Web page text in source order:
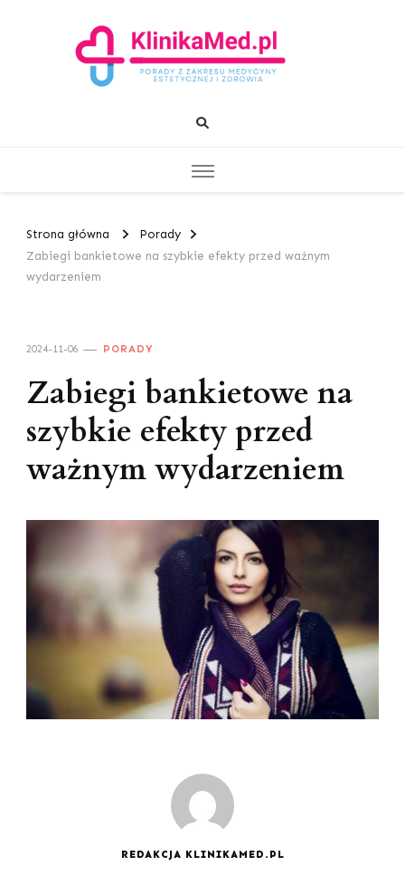
KlinikaMed.pl
Strona główna
Porady
Zabiegi bankietowe na szybkie efekty przed ważnym
wydarzeniem
2024-11-06 PORADY
Zabiegi bankietowe na
szybkie efekty przed
ważnym wydarzeniem
REDAKCJA KLINIKAMED.PL